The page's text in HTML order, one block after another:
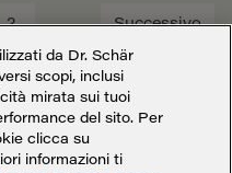
2 Successivo
da Dr. Schär
scopi, inclusi
mirata sui tuoi
del sito. Per
clicca su
informazioni ti